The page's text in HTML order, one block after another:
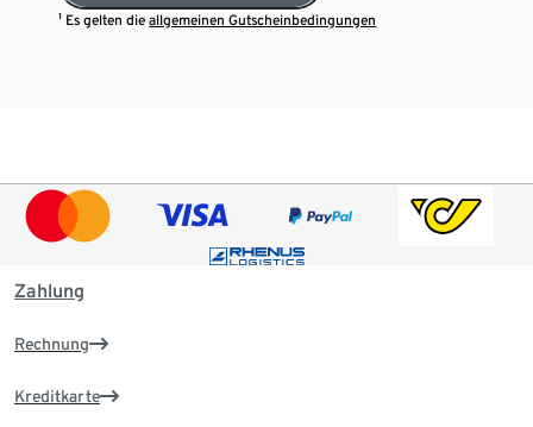
¹ Es gelten dieallgemeinen Gutscheinbedingungen
Zahlung
Rechnung
Kreditkarte